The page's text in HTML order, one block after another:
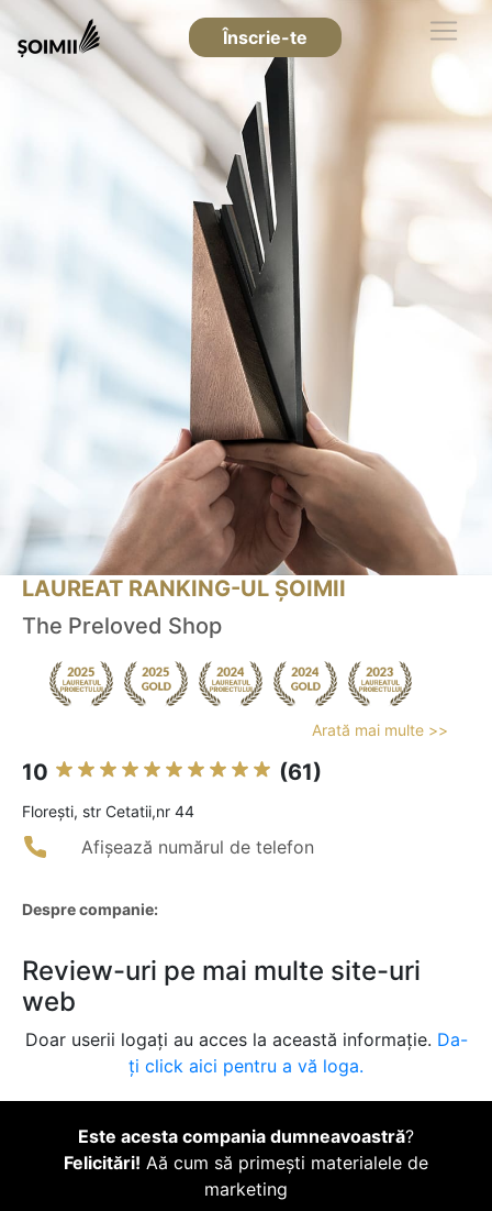
Înscrie-te
LAUREAT RANKING-UL ȘOIMII
The Preloved Shop
Arată mai multe >>
10 (61)
Floreşti, str Cetatii,nr 44
Afișează numărul de telefon
Despre companie:
Review-uri pe mai multe site-uri
web
Doar userii logați au acces la această informație. Da-
ți click aici pentru a vă loga.
Este acesta compania dumneavoastră?
Felicitări! Aă cum să primești materialele de
marketing